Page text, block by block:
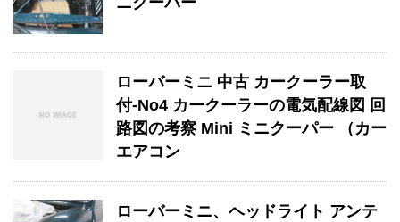
ローバーミニ 中古 カークーラー取
付-No4 カークーラーの電気配線図 回
路図の考察 Mini ミニクーパー （カー
エアコン
ローバーミニ、ヘッドライト アンテ